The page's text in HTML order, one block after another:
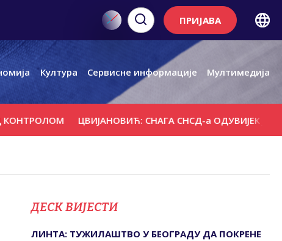
ПРИЈАВА
Култура Сервисне информације Мултимедија
ЦВИЈАНОВИЋ: СНАГА СНСД-а ОДУВИЈЕК ЈЕ БИЛА
ДЕСК ВИЈЕСТИ
ЛИНТА: ТУЖИЛАШТВО У БЕОГРАДУ ДА ПОКРЕНЕ